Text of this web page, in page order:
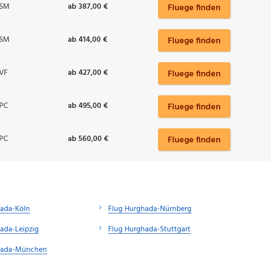
SM ab 387,00 € Fluege finden
SM ab 414,00 € Fluege finden
ab 427,00 € Fluege finden
PC ab 495,00 € Fluege finden
PC ab 560,00 € Fluege finden
Köln
Leipzig
München
Flug Hurghada-Nürnberg
Flug Hurghada-Stuttgart